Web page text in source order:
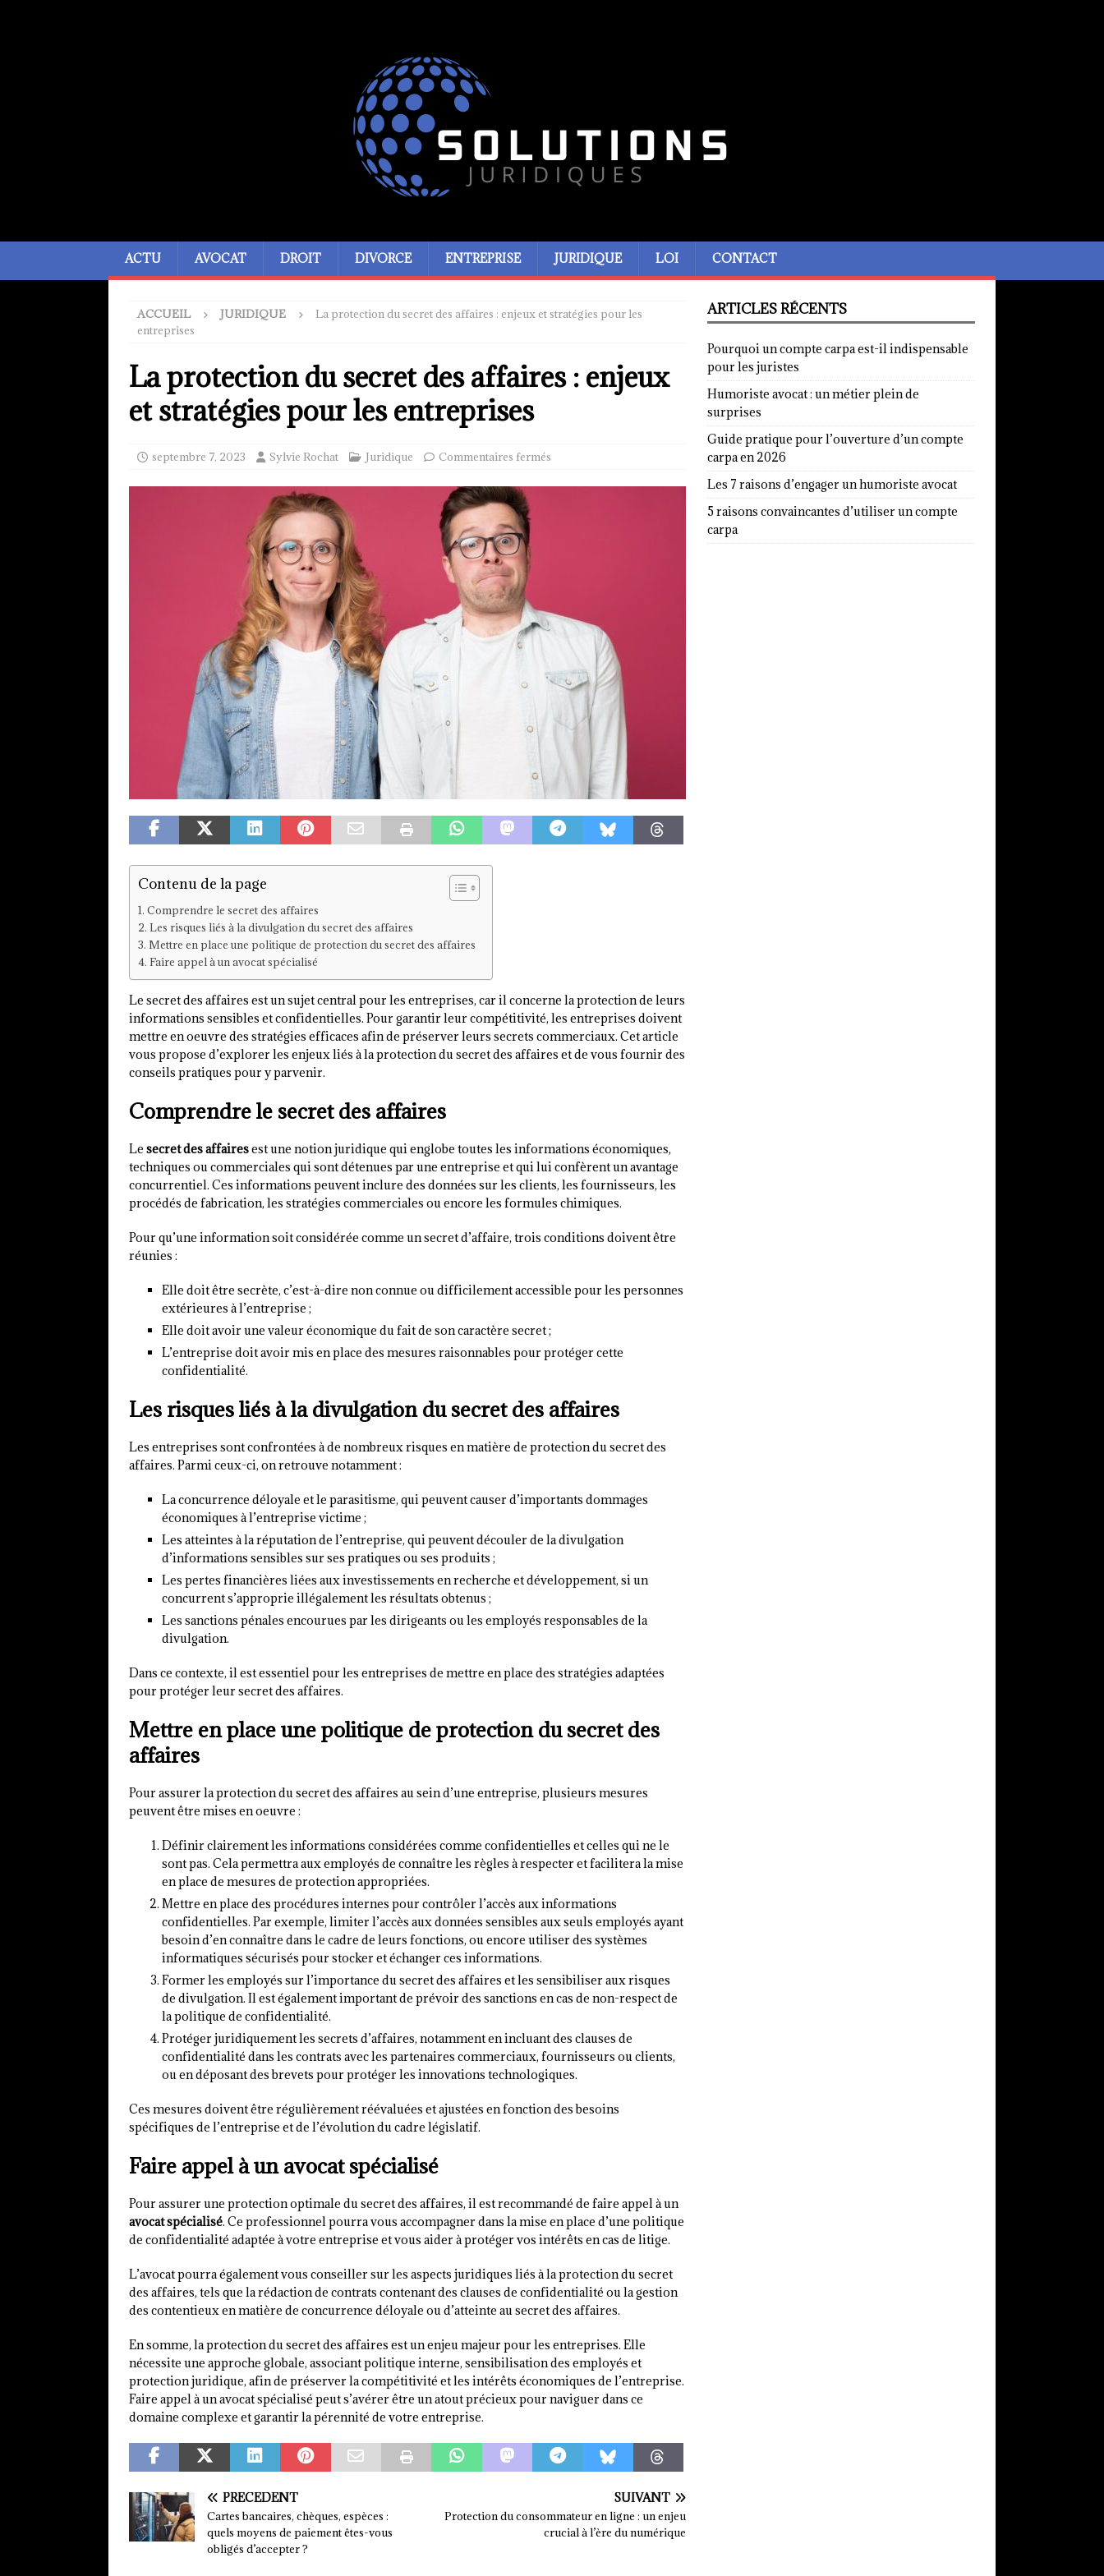
ACTU AVOCAT DROIT DIVORCE ENTREPRISE JURIDIQUE LOI CONTACT
ACCUEIL JURIDIQUE
La protection du secret des affaires : enjeux et stratégies pour les
entreprises
La protection du secret des affaires : enjeux
et stratégies pour les entreprises
septembre 7, 2023 Sylvie Rochat Juridique Commentaires fermés
Contenu de la page
Comprendre le secret des affaires
Les risques liés à la divulgation du secret des affaires
Mettre en place une politique de protection du secret des affaires
Faire appel à un avocat spécialisé
Le secret des affaires est un sujet central pour les entreprises, car il concerne la protection de leurs
informations sensibles et confidentielles. Pour garantir leur compétitivité, les entreprises doivent
mettre en oeuvre des stratégies efficaces afin de préserver leurs secrets commerciaux. Cet article
vous propose d’explorer les enjeux liés à la protection du secret des affaires et de vous fournir des
conseils pratiques pour y parvenir.
Comprendre le secret des affaires
Le secret des affairesest une notion juridique qui englobe toutes les informations économiques,
techniques ou commerciales qui sont détenues par une entreprise et qui lui confèrent un avantage
concurrentiel. Ces informations peuvent inclure des données sur les clients, les fournisseurs, les
procédés de fabrication, les stratégies commerciales ou encore les formules chimiques.
Pour qu’une information soit considérée comme un secret d’affaire, trois conditions doivent être
réunies :
Elle doit être secrète, c’est-à-dire non connue ou difficilement accessible pour les personnes
extérieures à l’entreprise ;
Elle doit avoir une valeur économique du fait de son caractère secret ;
L’entreprise doit avoir mis en place des mesures raisonnables pour protéger cette
confidentialité.
Les risques liés à la divulgation du secret des affaires
Les entreprises sont confrontées à de nombreux risques en matière de protection du secret des
affaires. Parmi ceux-ci, on retrouve notamment :
La concurrence déloyale et le parasitisme, qui peuvent causer d’importants dommages
économiques à l’entreprise victime ;
Les atteintes à la réputation de l’entreprise, qui peuvent découler de la divulgation
d’informations sensibles sur ses pratiques ou ses produits ;
Les pertes financières liées aux investissements en recherche et développement, si un
concurrent s’approprie illégalement les résultats obtenus ;
Les sanctions pénales encourues par les dirigeants ou les employés responsables de la
divulgation.
Dans ce contexte, il est essentiel pour les entreprises de mettre en place des stratégies adaptées
pour protéger leur secret des affaires.
Mettre en place une politique de protection du secret des
affaires
Pour assurer la protection du secret des affaires au sein d’une entreprise, plusieurs mesures
peuvent être mises en oeuvre :
Définir clairement les informations considérées comme confidentielles et celles qui ne le
sont pas. Cela permettra aux employés de connaître les règles à respecter et facilitera la mise
en place de mesures de protection appropriées.
Mettre en place des procédures internes pour contrôler l’accès aux informations
confidentielles. Par exemple, limiter l’accès aux données sensibles aux seuls employés ayant
besoin d’en connaître dans le cadre de leurs fonctions, ou encore utiliser des systèmes
informatiques sécurisés pour stocker et échanger ces informations.
Former les employés sur l’importance du secret des affaires et les sensibiliser aux risques
de divulgation. Il est également important de prévoir des sanctions en cas de non-respect de
la politique de confidentialité.
Protéger juridiquement les secrets d’affaires, notamment en incluant des clauses de
confidentialité dans les contrats avec les partenaires commerciaux, fournisseurs ou clients,
ou en déposant des brevets pour protéger les innovations technologiques.
Ces mesures doivent être régulièrement réévaluées et ajustées en fonction des besoins
spécifiques de l’entreprise et de l’évolution du cadre législatif.
Faire appel à un avocat spécialisé
Pour assurer une protection optimale du secret des affaires, il est recommandé de faire appel à un
avocat spécialisé. Ce professionnel pourra vous accompagner dans la mise en place d’une politique
de confidentialité adaptée à votre entreprise et vous aider à protéger vos intérêts en cas de litige.
L’avocat pourra également vous conseiller sur les aspects juridiques liés à la protection du secret
des affaires, tels que la rédaction de contrats contenant des clauses de confidentialité ou la gestion
des contentieux en matière de concurrence déloyale ou d’atteinte au secret des affaires.
En somme, la protection du secret des affaires est un enjeu majeur pour les entreprises. Elle
nécessite une approche globale, associant politique interne, sensibilisation des employés et
protection juridique, afin de préserver la compétitivité et les intérêts économiques de l’entreprise.
Faire appel à un avocat spécialisé peut s’avérer être un atout précieux pour naviguer dans ce
domaine complexe et garantir la pérennité de votre entreprise.
PRÉCÉDENT
Cartes bancaires, chèques, espèces :
quels moyens de paiement êtes-vous
obligés d’accepter ?
SUIVANT
Protection du consommateur en ligne : un enjeu
crucial à l’ère du numérique
ARTICLES RÉCENTS
Pourquoi un compte carpa est-il indispensable
pour les juristes
Humoriste avocat : un métier plein de
surprises
Guide pratique pour l’ouverture d’un compte
carpa en 2026
Les 7 raisons d’engager un humoriste avocat
5 raisons convaincantes d’utiliser un compte
carpa